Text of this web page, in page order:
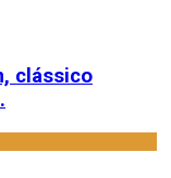
clássico